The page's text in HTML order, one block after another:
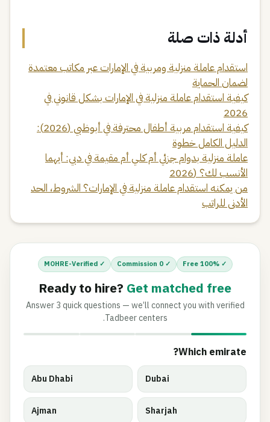
أدلة ذات صلة
استقدام عاملة منزلية ومربية في الإمارات عبر مكاتب معتمدة
لضمان الحماية
كيفية استقدام عاملة منزلية في الإمارات بشكل قانوني في
2026
كيفية استقدام مربية أطفال محترفة في أبوظبي (2026):
الدليل الكامل خطوة
عاملة منزلية بدوام جزئي أم كلي أم مقيمة في دبي: أيهما
الأنسب لك؟ (2026
من يمكنه استقدام عاملة منزلية في الإمارات؟ الشروط، الحد
الأدنى للراتب
✓ 100% Free
✓ 0 Commission
✓ MOHRE-Verified
Ready to hire? Get matched free
Answer 3 quick questions — we’ll connect you with verified
Tadbeer centers.
Which emirate?
Dubai
Abu Dhabi
Sharjah
Ajman